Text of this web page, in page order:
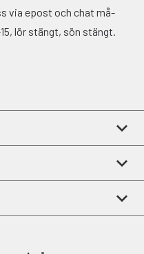
via epost och chat må-
lör stängt, sön stängt.